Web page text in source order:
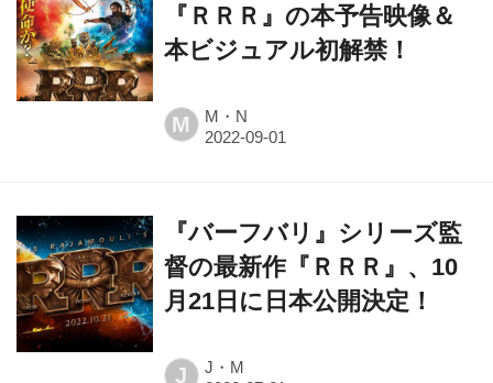
『ＲＲＲ』の本予告映像＆
本ビジュアル初解禁！
M M・N
『バーフバリ』シリーズ監
督の最新作『ＲＲＲ』、10
月21日に日本公開決定！
J J・M